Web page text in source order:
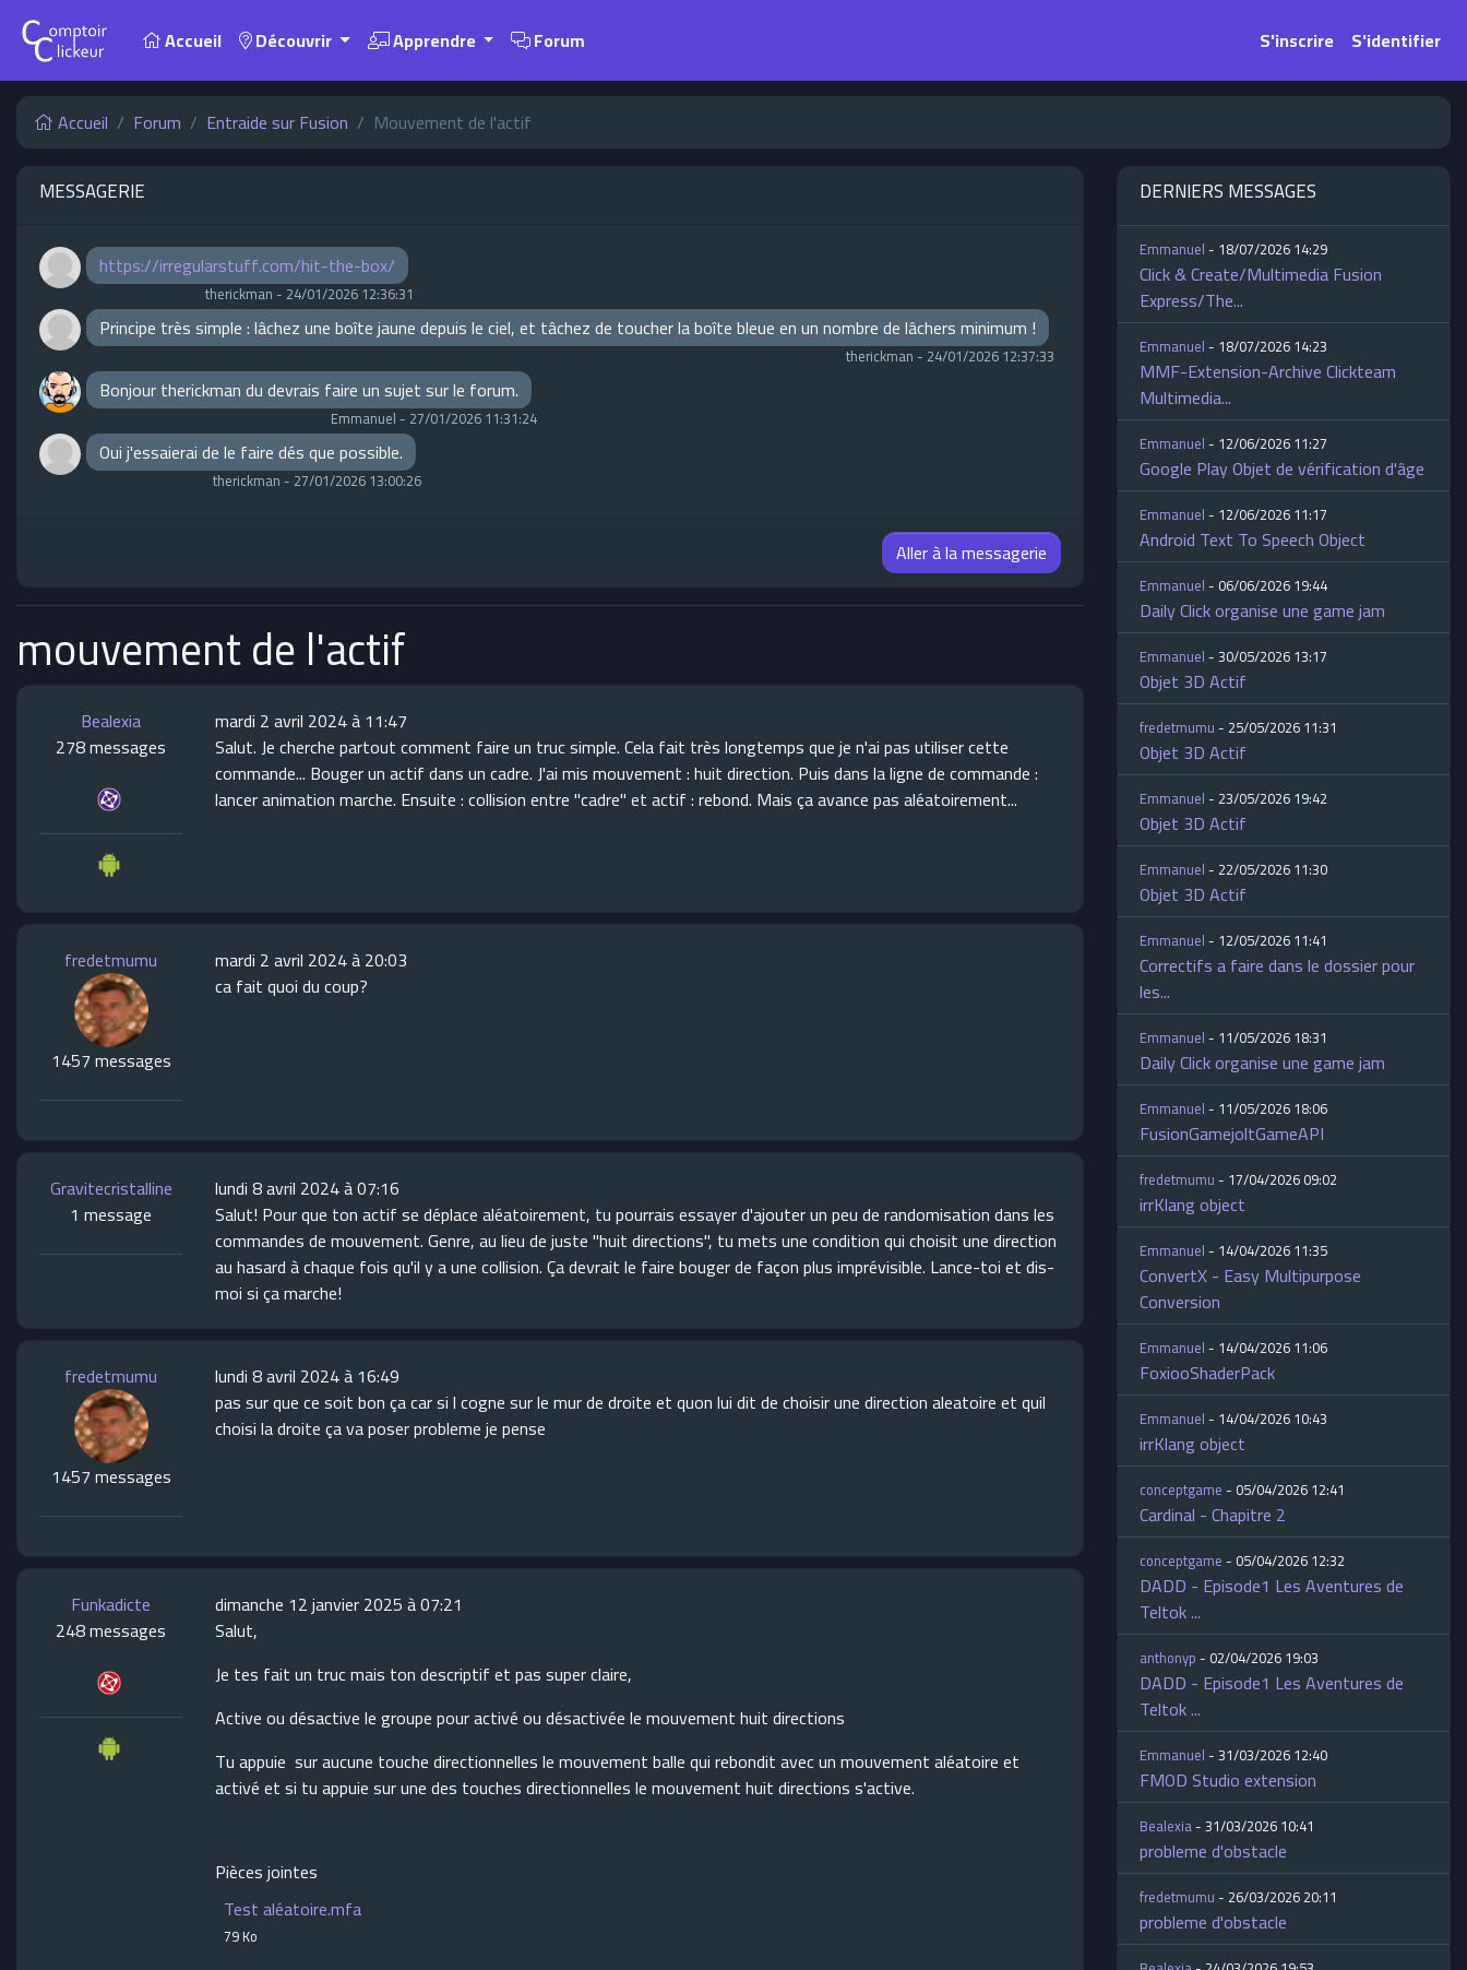
Accueil Découvrir Apprendre Forum S'inscrire S'identifier
Accueil Forum Entraide sur Fusion Mouvement de l'actif
MESSAGERIE
https://irregularstuff.com/hit-the-box/
therickman - 24/01/2026 12:36:31
Principe très simple : lâchez une boîte jaune depuis le ciel, et tâchez de toucher la boîte bleue en un nombre de lâchers minimum !
therickman - 24/01/2026 12:37:33
Bonjour therickman du devrais faire un sujet sur le forum.
Emmanuel - 27/01/2026 11:31:24
Oui j'essaierai de le faire dés que possible.
therickman - 27/01/2026 13:00:26
Aller à la messagerie
mouvement de l'actif
Bealexia
278 messages
mardi 2 avril 2024 à 11:47
Salut. Je cherche partout comment faire un truc simple. Cela fait très longtemps que je n'ai pas utiliser cette
commande... Bouger un actif dans un cadre. J'ai mis mouvement : huit direction. Puis dans la ligne de commande :
lancer animation marche. Ensuite : collision entre "cadre" et actif : rebond. Mais ça avance pas aléatoirement...
fredetmumu
1457 messages
mardi 2 avril 2024 à 20:03
ca fait quoi du coup?
Gravitecristalline
1 message
lundi 8 avril 2024 à 07:16
Salut! Pour que ton actif se déplace aléatoirement, tu pourrais essayer d'ajouter un peu de randomisation dans les
commandes de mouvement. Genre, au lieu de juste "huit directions", tu mets une condition qui choisit une direction
au hasard à chaque fois qu'il y a une collision. Ça devrait le faire bouger de façon plus imprévisible. Lance-toi et dis-
moi si ça marche!
fredetmumu
1457 messages
lundi 8 avril 2024 à 16:49
pas sur que ce soit bon ça car si l cogne sur le mur de droite et quon lui dit de choisir une direction aleatoire et quil
choisi la droite ça va poser probleme je pense
Funkadicte
248 messages
dimanche 12 janvier 2025 à 07:21
Salut,
Je tes fait un truc mais ton descriptif et pas super claire,
Active ou désactive le groupe pour activé ou désactivée le mouvement huit directions
Tu appuie sur aucune touche directionnelles le mouvement balle qui rebondit avec un mouvement aléatoire et
activé et si tu appuie sur une des touches directionnelles le mouvement huit directions s'active.
Pièces jointes
Test aléatoire.mfa
79 Ko
DERNIERS MESSAGES
Emmanuel- 18/07/2026 14:29
Click & Create/Multimedia Fusion
Express/The...
Emmanuel- 18/07/2026 14:23
MMF-Extension-Archive Clickteam
Multimedia...
Emmanuel- 12/06/2026 11:27
Google Play Objet de vérification d'âge
Emmanuel- 12/06/2026 11:17
Android Text To Speech Object
Emmanuel- 06/06/2026 19:44
Daily Click organise une game jam
Emmanuel- 30/05/2026 13:17
Objet 3D Actif
fredetmumu- 25/05/2026 11:31
Objet 3D Actif
Emmanuel- 23/05/2026 19:42
Objet 3D Actif
Emmanuel- 22/05/2026 11:30
Objet 3D Actif
Emmanuel- 12/05/2026 11:41
Correctifs a faire dans le dossier pour
les...
Emmanuel- 11/05/2026 18:31
Daily Click organise une game jam
Emmanuel- 11/05/2026 18:06
FusionGamejoltGameAPI
fredetmumu- 17/04/2026 09:02
irrKlang object
Emmanuel- 14/04/2026 11:35
ConvertX - Easy Multipurpose
Conversion
Emmanuel- 14/04/2026 11:06
FoxiooShaderPack
Emmanuel- 14/04/2026 10:43
irrKlang object
conceptgame- 05/04/2026 12:41
Cardinal - Chapitre 2
conceptgame- 05/04/2026 12:32
DADD - Episode1 Les Aventures de
Teltok ...
anthonyp- 02/04/2026 19:03
DADD - Episode1 Les Aventures de
Teltok ...
Emmanuel- 31/03/2026 12:40
FMOD Studio extension
Bealexia- 31/03/2026 10:41
probleme d'obstacle
fredetmumu- 26/03/2026 20:11
probleme d'obstacle